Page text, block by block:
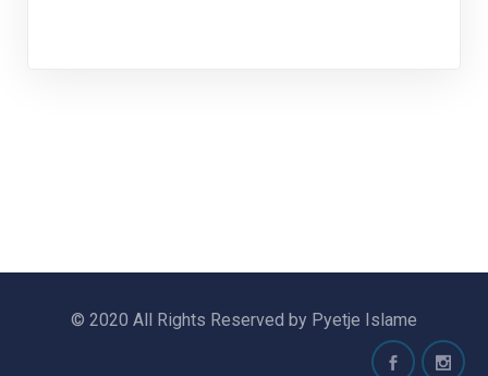
© 2020 All Rights Reserved by Pyetje Islame